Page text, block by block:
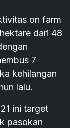
on farm
dari 48
7
kehilangan
lalu.
ini target
pasokan